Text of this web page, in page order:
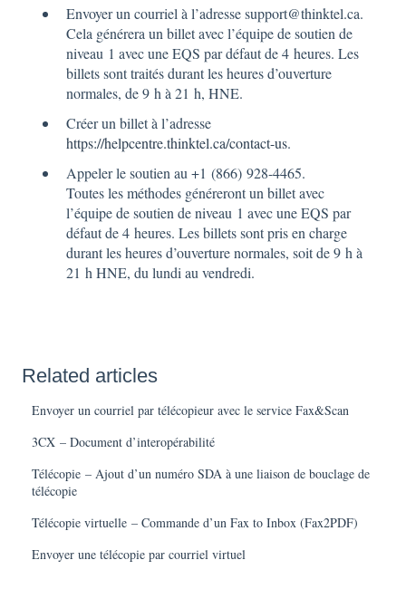
Envoyer un courriel à l’adresse support@thinktel.ca.
Cela générera un billet avec l’équipe de soutien de
niveau 1 avec une EQS par défaut de 4 heures. Les
billets sont traités durant les heures d’ouverture
normales, de 9 h à 21 h, HNE.
Créer un billet à l’adresse
https://helpcentre.thinktel.ca/contact-us.
Appeler le soutien au +1 (866) 928-4465.
Toutes les méthodes généreront un billet avec
l’équipe de soutien de niveau 1 avec une EQS par
défaut de 4 heures. Les billets sont pris en charge
durant les heures d’ouverture normales, soit de 9 h à
21 h HNE, du lundi au vendredi.
Related articles
Envoyer un courriel par télécopieur avec le service Fax&Scan
3CX – Document d’interopérabilité
Télécopie – Ajout d’un numéro SDA à une liaison de bouclage de
télécopie
Télécopie virtuelle – Commande d’un Fax to Inbox (Fax2PDF)
Envoyer une télécopie par courriel virtuel